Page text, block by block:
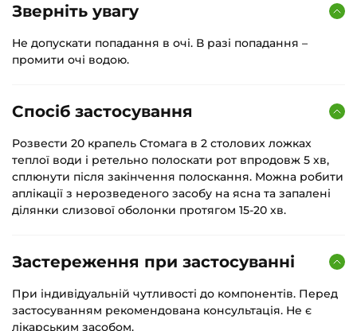
Зверніть увагу
Не допускати попадання в очі. В разі попадання –
промити очі водою.
Спосіб застосування
Розвести 20 крапель Стомага в 2 столових ложках
теплої води і ретельно полоскати рот впродовж 5 хв,
сплюнути після закінчення полоскання. Можна робити
аплікації з нерозведеного засобу на ясна та запалені
ділянки слизової оболонки протягом 15-20 хв.
Застереження при застосуванні
При індивідуальній чутливості до компонентів. Перед
застосуванням рекомендована консультація. Не є
лікарським засобом.